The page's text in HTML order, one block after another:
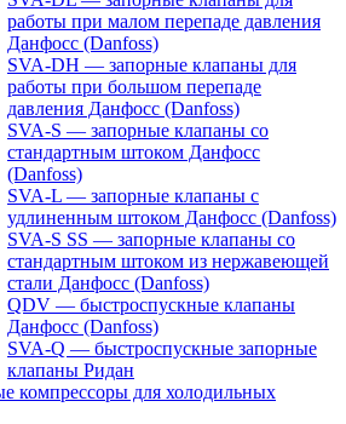
работы при малом перепаде давления
Данфосс (Danfoss)
SVA-DH — запорные клапаны для
работы при большом перепаде
давления Данфосс (Danfoss)
SVA-S — запорные клапаны со
стандартным штоком Данфосс
(Danfoss)
SVA-L — запорные клапаны с
удлиненным штоком Данфосс (Danfoss)
SVA-S SS — запорные клапаны со
стандартным штоком из нержавеющей
стали Данфосс (Danfoss)
QDV — быстроспускные клапаны
Данфосс (Danfoss)
SVA-Q — быстроспускные запорные
клапаны Ридан
компрессоры для холодильных